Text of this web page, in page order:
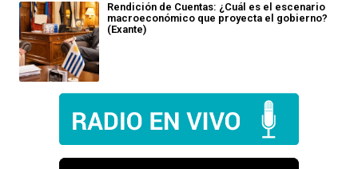
Rendición de Cuentas: ¿Cuál es el escenario
macroeconómico que proyecta el gobierno?
(Exante)